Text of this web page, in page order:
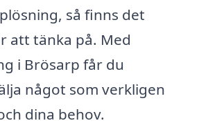
så finns det
att tänka på. Med
i Brösarp får du
något som verkligen
dina behov.